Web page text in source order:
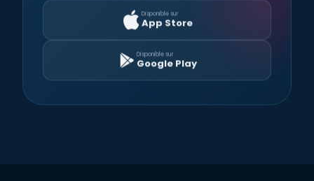
Disponible sur
App Store
Disponible sur
Google Play